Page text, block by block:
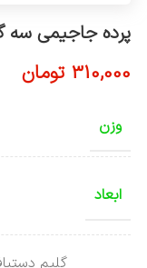
پرده جاجیمی
310,000 تومان
وزن
ابعاد
گلیم